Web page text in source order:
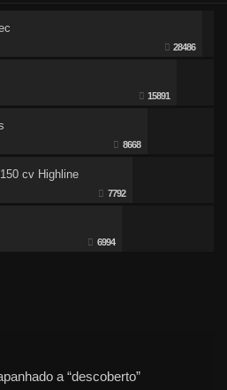
28486
15891
8668
cv Highline
7792
6994
a “descoberto”